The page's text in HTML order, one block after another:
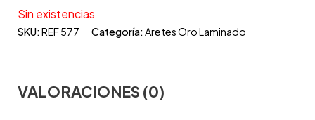
Sin existencias
SKU:REF 577 Categoría: Aretes Oro Laminado
VALORACIONES (0)